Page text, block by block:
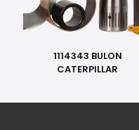
1114343 BULON
CATERPILLAR